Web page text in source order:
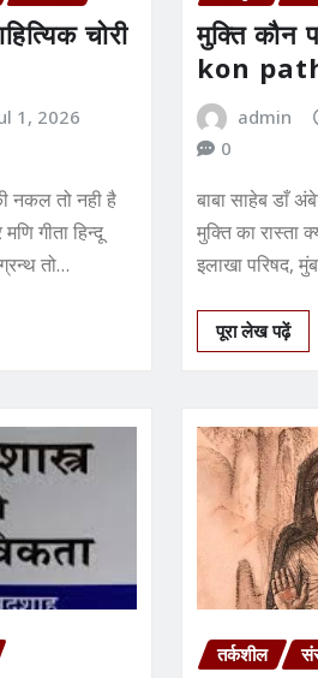
चोरी
1, 2026
नकल तो नही है
गीता हिन्दू
तो…
मुक्ति
kon
admin
0
बाबा साहेब डाँ
मुक्ति का रास्ता
इलाखा परिषद,
पूरा लेख पढ़ें
तर्कशील